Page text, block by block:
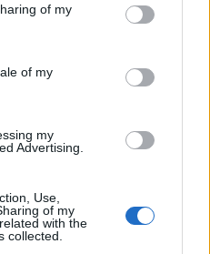
behaviour. You may click to
and its third-party tags to
purposes in below Google
of my
of my
my
Advertising.
Use,
of my
with the
collected.
csinos időjárás.hu. És
időjárásos
jó is lehetne például az
időjárással foglalkozó…
képzeletbeli